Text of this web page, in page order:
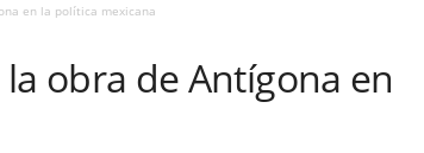
en la política mexicana
obra de Antígona en